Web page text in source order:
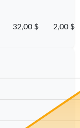
32,00 $ 2,00 $